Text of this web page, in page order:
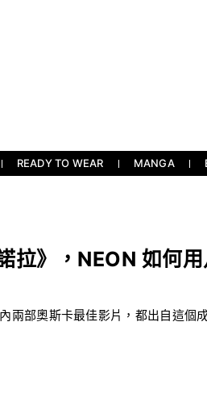
READY TO WEAR MANGA
拉》，NEON 如何
兩部奧斯卡最佳影片，都出自這個